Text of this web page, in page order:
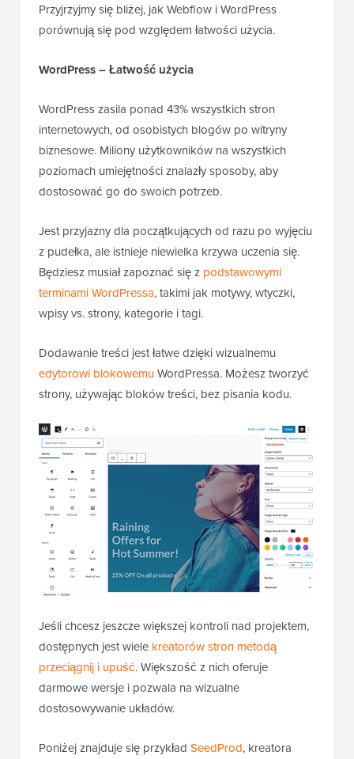
Przyjrzyjmy się bliżej, jak Webflow i WordPress
porównują się pod względem łatwości użycia.
WordPress – Łatwość użycia
WordPress zasila ponad 43% wszystkich stron
internetowych, od osobistych blogów po witryny
biznesowe. Miliony użytkowników na wszystkich
poziomach umiejętności znalazły sposoby, aby
dostosować go do swoich potrzeb.
Jest przyjazny dla początkujących od razu po wyjęciu
z pudełka, ale istnieje niewielka krzywa uczenia się.
Będziesz musiał zapoznać się z podstawowymi
terminami WordPressa, takimi jak motywy, wtyczki,
wpisy vs. strony, kategorie i tagi.
Dodawanie treści jest łatwe dzięki wizualnemu
edytorowi blokowemuWordPressa. Możesz tworzyć
strony, używając bloków treści, bez pisania kodu.
Jeśli chcesz jeszcze większej kontroli nad projektem,
dostępnych jest wiele kreatorów stron metodą
przeciągnij i upuść. Większość z nich oferuje
darmowe wersje i pozwala na wizualne
dostosowywanie układów.
Poniżej znajduje się przykład SeedProd, kreatora